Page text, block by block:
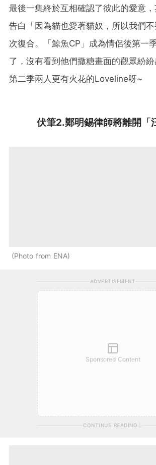
最後一集終於互相確認了彼此的愛意
告白「因為貓也愛著貓奴，所以我們
次復合。「鯨魚CP」成為情侶後第一
了，沒有看到他們撒糖畫面的觀眾紛
第二季兩人更有火花的Loveline呀~
伏筆2.鄭明錫律師將離開「
Photo from ENA
ADVERTISEMENT
Sponsored Content
CONTINUE READING